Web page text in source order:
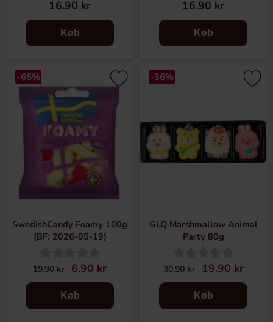
16.90 kr
Køb
16.90 kr
Køb
-65%
SwedishCandy Foamy 100g
(BF: 2026-05-19)
19.90 kr 6.90 kr
Køb
-36%
GLQ Marshmallow Animal
Party 80g
30.90 kr 19.90 kr
Køb